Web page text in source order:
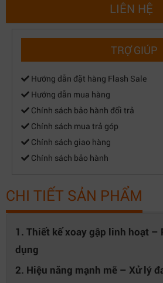
LIÊN HỆ
TRỢ GIÚP
Hướng dẫn đặt hàng Flash Sale
Hướng dẫn mua hàng
Chính sách bảo hành đổi trả
Chính sách mua trả góp
Chính sách giao hàng
Chính sách bảo hành
CHI TIẾT SẢN PHẨM
1. Thiết kế xoay gập linh hoạt –
dụng
2. Hiệu năng mạnh mẽ – Xử lý